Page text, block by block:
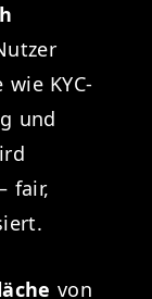
KYC-
und
fair,
von